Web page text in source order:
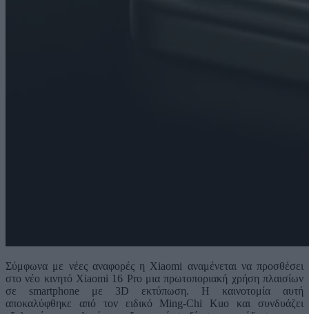
Σύμφωνα με νέες αναφορές η Xiaomi αναμένεται να προσθέσει
στο νέο κινητό Xiaomi 16 Pro μια πρωτοποριακή χρήση πλαισίων
σε smartphone με 3D εκτύπωση. Η καινοτομία αυτή
αποκαλύφθηκε από τον ειδικό Ming-Chi Kuo και συνδυάζει